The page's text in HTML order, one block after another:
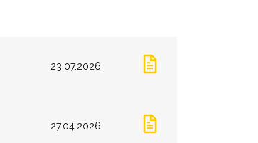
23.07.2026.
27.04.2026.